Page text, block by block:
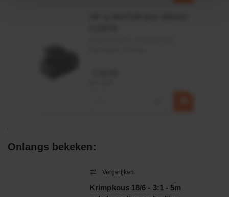
Onlangs bekeken:
Vergelijken
Krimpkous 18/6 - 3:1 - 5m